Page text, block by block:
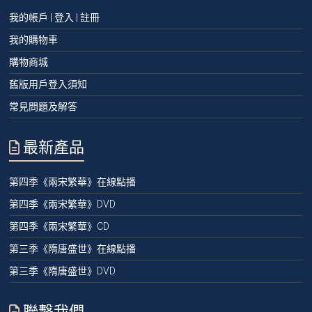
我的帳戶 | 登入 | 註冊
我的購物車
購物商城
舊版用戶登入須知
常見問題及解答
最新產品
第四季《兩宋繁華》在線點播
第四季《兩宋繁華》DVD
第四季《兩宋繁華》CD
第三季《隋唐盛世》在線點播
第三季《隋唐盛世》DVD